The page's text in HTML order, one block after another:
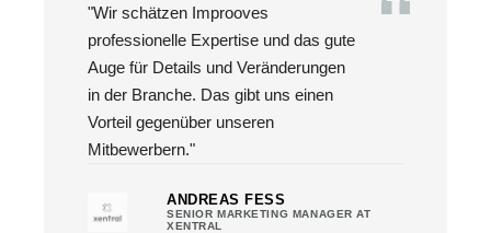
"Wir schätzen Improoves
professionelle Expertise und das gute
Auge für Details und Veränderungen
in der Branche. Das gibt uns einen
Vorteil gegenüber unseren
Mitbewerbern."
ANDREAS FESS
SENIOR MARKETING MANAGER AT
XENTRAL